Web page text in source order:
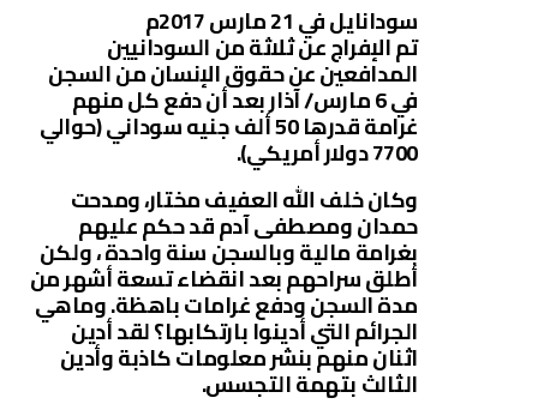
سودانايل في 21 مارس 2017م
تم الإفراج عن ثلاثة من السودانيين
المدافعين عن حقوق الإنسان من السجن
في 6 مارس/ آذار بعد أن دفع كل منهم
غرامة قدرها 50 ألف جنيه سوداني (حوالي
7700 دولار أمريكي).
وكان خلف الله العفيف مختار، ومدحت
حمدان ومصطفى آدم قد حكم عليهم
بغرامة مالية وبالسجن سنة واحدة ، ولكن
أطلق سراحهم بعد انقضاء تسعة أشهر من
مدة السجن ودفع غرامات باهظة. وماهي
الجرائم التي أدينوا بارتكابها؟ لقد أدين
اثنان منهم بنشر معلومات كاذبة وأدين
الثالث بتهمة التجسس.